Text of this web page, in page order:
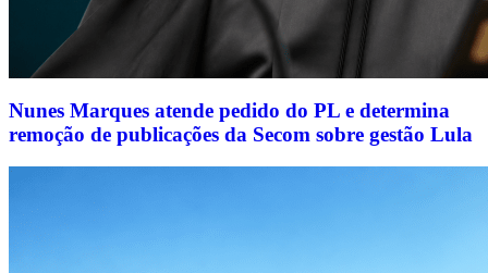
Nunes Marques atende pedido do PL e determina
remoção de publicações da Secom sobre gestão Lula